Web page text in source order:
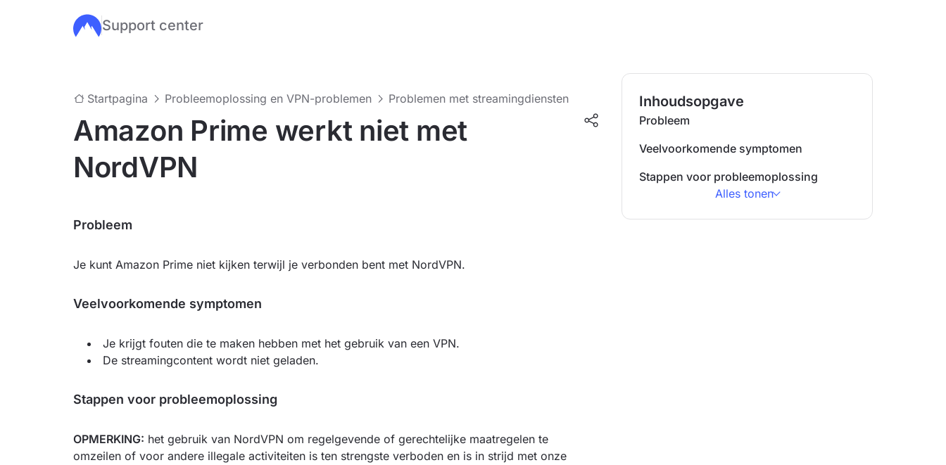
Ga naar de hoofdinhoud
Support center
Startpagina Probleemoplossing en VPN-problemen Problemen met streamingdiensten
Amazon Prime werkt niet met
NordVPN
Probleem
Je kunt Amazon Prime niet kijken terwijl je verbonden bent met NordVPN.
Veelvoorkomende symptomen
Je krijgt fouten die te maken hebben met het gebruik van een VPN.
De streamingcontent wordt niet geladen.
Stappen voor probleemoplossing
OPMERKING: het gebruik van NordVPN om regelgevende of gerechtelijke maatregelen te
omzeilen of voor andere illegale activiteiten is ten strengste verboden en is in strijd met onze
Inhoudsopgave
Probleem
Veelvoorkomende symptomen
Stappen voor probleemoplossing
Alles tonen